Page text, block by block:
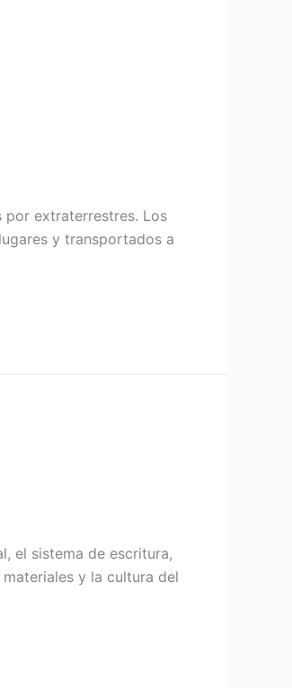
por extraterrestres. Los
y transportados a
el sistema de escritura,
y la cultura del